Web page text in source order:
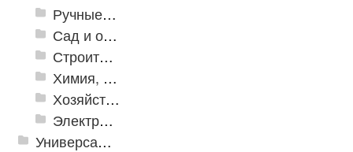
Ручные инструменты
Сад и огород
Строительная Химия и принадлежности
Химия, крепеж, СИЗ
Хозяйственные принадлежности
Электрика и свет
Универсальные модульные покрытия